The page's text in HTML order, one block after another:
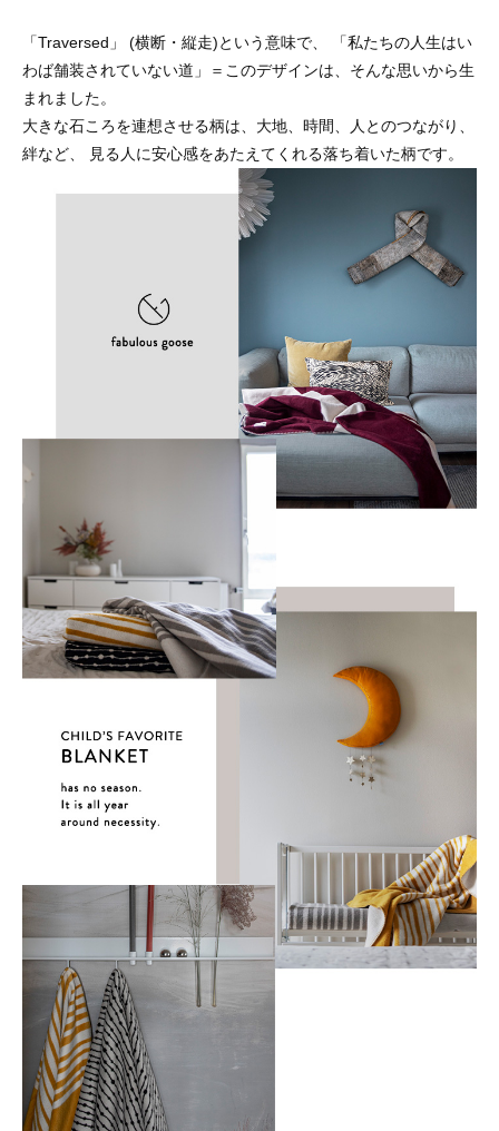
「Traversed」 (横断・縦走)という意味で、 「私たちの人生はい
わば舗装されていない道」＝このデザインは、そんな思いから生
まれました。
大きな石ころを連想させる柄は、大地、時間、人とのつながり、
絆など、 見る人に安心感をあたえてくれる落ち着いた柄です。